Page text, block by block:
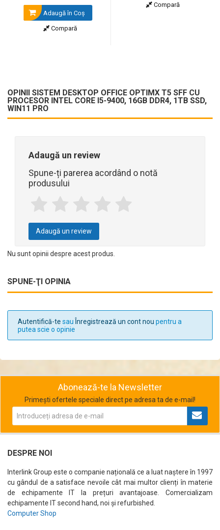
Adaugă în Coş
Compară
Compară
OPINII SISTEM DESKTOP OFFICE OPTIMX T5 SFF CU
PROCESOR INTEL CORE I5-9400, 16GB DDR4, 1TB SSD,
WIN11 PRO
Adaugă un review
Spune-ți parerea acordând o notă
produsului
Adaugă un review
Nu sunt opinii despre acest produs.
SPUNE-ŢI OPINIA
Autentifică-te sauÎnregistrează un cont nou pentru a
putea scie o opinie
Abonează-te la Newsletter
Primești ofertele speciale direct pe adresa ta de e-mail!
DESPRE NOI
Interlink Group este o companie națională ce a luat naștere în 1997
cu gândul de a satisface nevoile cât mai multor clienți în materie
de echipamente IT la prețuri avantajoase. Comercializam
echipamente IT second hand, noi și refurbished.
Computer Shop